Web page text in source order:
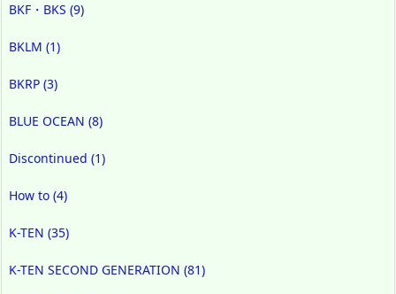
BKF・BKS (9)
BKLM (1)
BKRP (3)
BLUE OCEAN (8)
Discontinued (1)
How to (4)
K-TEN (35)
K-TEN SECOND GENERATION (81)